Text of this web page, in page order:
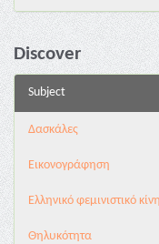
Discover
Subject
Δασκάλες
Εικονογράφηση
Ελληνικό φεμινιστικό
Θηλυκότητα